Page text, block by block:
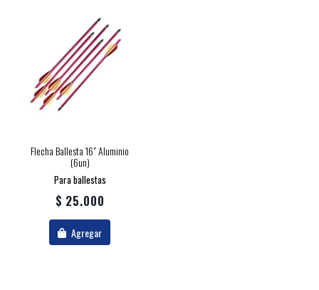
Flecha Ballesta 16" Aluminio
(6un)
Para ballestas
$ 25.000
Agregar